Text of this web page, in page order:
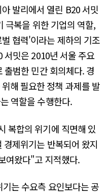
발리에서 열린 B20 서밋
복을 위한 기업의 역할,
협력'이라는 제하의 기조
서밋은 2010년 서울 주요
출범한 민간 회의체다. 경
해 필요한 정책 과제를 발
역할을 수행한다.
복합의 위기에 직면해 있
제위기는 반복되어 왔지
여왔다"고 지적했다.
는 수요측 요인보다는 공